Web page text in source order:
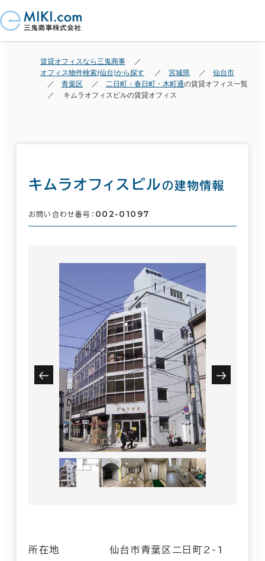
賃貸オフィスなら三鬼商事
オフィス物件検索(仙台)から探す
宮城県
仙台市
青葉区
二日町・春日町・木町通の賃貸オフィス一覧
キムラオフィスビルの賃貸オフィス
キムラオフィスビルの建物情報
お問い合わせ番号： 002-01097
所在地 仙台市青葉区二日町2-1